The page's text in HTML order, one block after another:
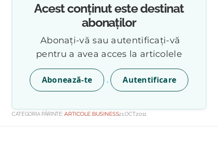
Acest conținut este destinat
abonaților
Abonați-vă sau autentificați-vă
pentru a avea acces la articolele
Abonează-te . Autentificare
CATEGORIA PĂRINTE:ARTICOLE BUSINESS21.OCT.2011